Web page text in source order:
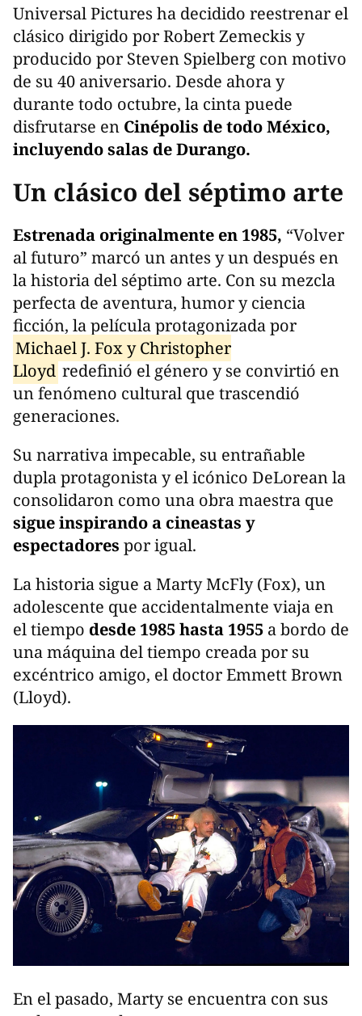
Universal Pictures ha decidido reestrenar el
clásico dirigido por Robert Zemeckis y
producido por Steven Spielberg con motivo
de su 40 aniversario. Desde ahora y
durante todo octubre, la cinta puede
disfrutarse en Cinépolis de todo México,
incluyendo salas de Durango.
Un clásico del séptimo arte
Estrenada originalmente en 1985, “Volver
al futuro” marcó un antes y un después en
la historia del séptimo arte. Con su mezcla
perfecta de aventura, humor y ciencia
ficción, la película protagonizada por
Michael J. Fox y Christopher
Lloyd redefinió el género y se convirtió en
un fenómeno cultural que trascendió
generaciones.
Su narrativa impecable, su entrañable
dupla protagonista y el icónico DeLorean la
consolidaron como una obra maestra que
sigue inspirando a cineastas y
espectadores por igual.
La historia sigue a Marty McFly (Fox), un
adolescente que accidentalmente viaja en
el tiempo desde 1985 hasta 1955 a bordo de
una máquina del tiempo creada por su
excéntrico amigo, el doctor Emmett Brown
(Lloyd).
En el pasado, Marty se encuentra con sus